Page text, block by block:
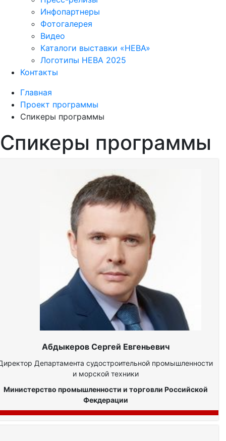
Инфопартнеры
Фотогалерея
Видео
Каталоги выставки «НЕВА»
Логотипы НЕВА 2025
Контакты
Главная
Проект программы
Спикеры программы
Спикеры программы
Абдыкеров Сергей Евгеньевич
Департамента судостроительной промышленности
и морской техники
Министерство промышленности и торговли Российской
Фекдерации